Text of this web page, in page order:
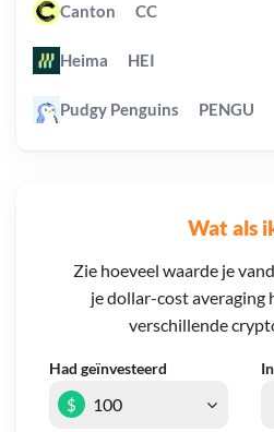
Wat als
Zie hoeveel waarde je
je dollar-cost averaging
verschillende
Had geïnvesteerd In
$
Canton CC
Heima HEI
Pudgy Penguins PENGU